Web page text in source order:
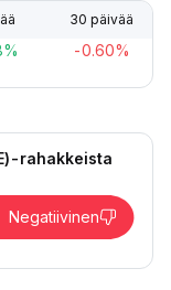
30 päivää
-0.60%
rahakkeista
Negatiivinen